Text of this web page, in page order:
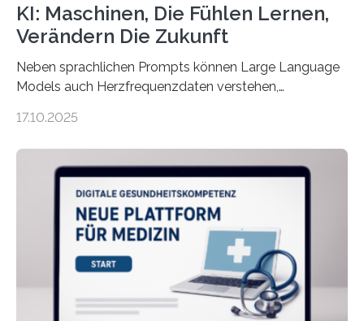
KI: Maschinen, Die Fühlen Lernen,
Verändern Die Zukunft
Neben sprachlichen Prompts können Large Language
Models auch Herzfrequenzdaten verstehen,
haben Dr. Morris Gellisch, ehemals an der Ruhr-
und Boris Burr von der Ruhr-Universität Bochum in
dafür eine technische Schnittstelle, über die
physiologische Daten in Echtzeit an das Sprachmodell
übermittelt werden können. Die Künstliche Intelligenz
kann dadurch auch die Sprache des Körpers
einbeziehen, auf die Menschen keinen bewussten
Einfluss nehmen. Das eröffnet…
17.10.2025